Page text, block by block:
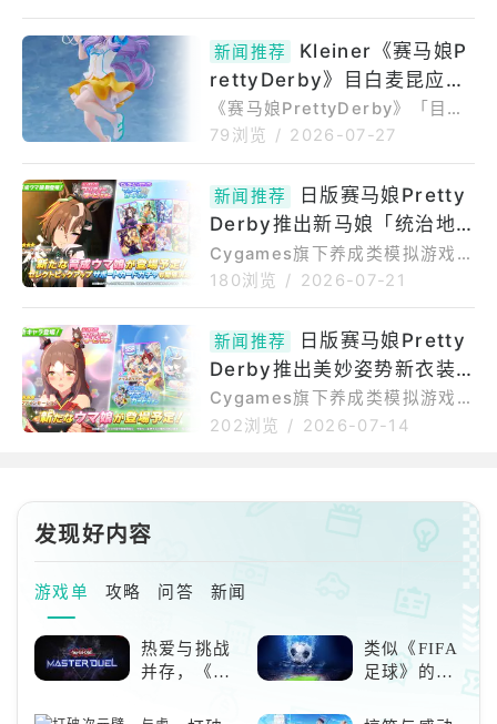
好时机喔？出自游戏《赛马娘Pr
身穿情人节服装登场。名符其实
的[不融的砂糖点心]，全身上
ameplayer）在07/29的官方直
播中公布了隔天开始的新一波马
娘卡池、支援卡池以及游戏新情
报。07/30开始的故事活动为
era为西洋名言及歌曲，意为顺
其自然或船到桥头自然直」，同
时开
新闻推荐
Kleiner《赛马娘P
rettyDerby》目白麦昆应援
Ver模型 预计2027年3月贩
售
《赛马娘PrettyDerby》「目白
麦昆应援Ver.1/7比例模型」商品
应援！是也！？]目白麦昆」立体
化。由Kleiner推出的1/7比例涂
装完成品模型，再现了角色身穿
白蓝黄配色制服、全力应援的经
典姿态。商品包含本体及特制台
子与扩音器等小物细节精致呈
现，多彩缤纷的台座衬托整体气
氛。本品比例为1/7，全
79浏览 / 2026-07-27
新闻推荐
日版赛马娘Pretty
Derby推出新马娘「统治地
位」
Cygames旗下养成类模拟游戏
《赛马娘PrettyDerby（ウマ娘
ameplayer/PCSteam）07/20
公布了隔天开始的新一波马娘卡
池以及支援卡池。新马娘卡池PU
角色为★★★统治地位[Monoch
romeGM]ルーラーシップ：统
180浏览 / 2026-07-21
新闻推荐
日版赛马娘Pretty
Derby推出美妙姿势新衣装
「面华煌彩传・极」、优秀素
质新支援「两手满满、小仓之
Cygames旗下养成类模拟游戏
《赛马娘PrettyDerby（ウマ娘
公布了隔天开始的新一波马娘卡
池以及支援卡池。新马娘卡池PU
角色为★★★美妙姿势[麺华煌彩
伝・极]ファインモーション。美
妙姿势★★★美妙姿势[麺华煌彩
伝・极]ファインモーション育成
情报新支援卡池PU角色则为SSR
优秀素
202浏览 / 2026-07-14
发现好内容
游戏单 攻略 问答 新闻
热爱与挑战
并存，《游
决斗》，牌
类似《FIFA
足球》的足
荐！快来赢